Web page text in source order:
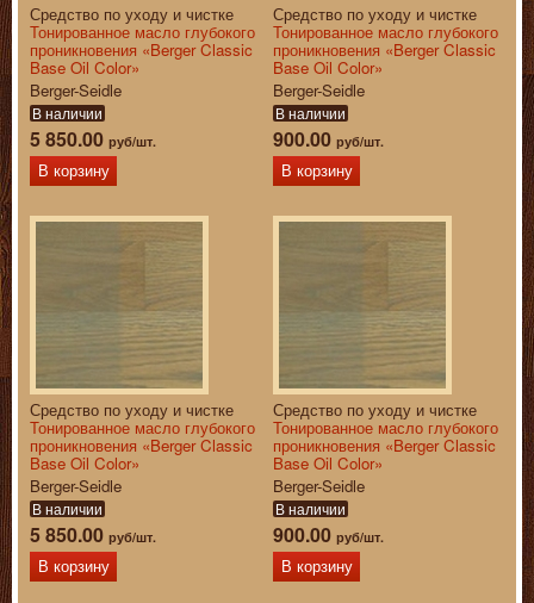
Средство по уходу и чистке
Тонированное масло глубокого
проникновения «Berger Classic
Base Oil Color»
Berger-Seidle
В наличии
5 850.00 руб/шт.
В корзину
Средство по уходу и чистке
Тонированное масло глубокого
проникновения «Berger Classic
Base Oil Color»
Berger-Seidle
В наличии
900.00 руб/шт.
В корзину
Средство по уходу и чистке
Тонированное масло глубокого
проникновения «Berger Classic
Base Oil Color»
Berger-Seidle
В наличии
5 850.00 руб/шт.
В корзину
Средство по уходу и чистке
Тонированное масло глубокого
проникновения «Berger Classic
Base Oil Color»
Berger-Seidle
В наличии
900.00 руб/шт.
В корзину